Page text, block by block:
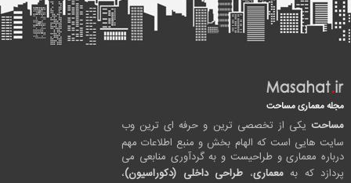
مجله معماری مساحت
مساحت یکی از تخصصی ترین و حرفه ای ترین وب
سایت هایی است که الهام بخش و منبع اطلاعات مهم
درباره معماری و طراحیست و به گردآوری منابعی می
پردازد که بهمعماری، طراحی داخلی (دکوراسیون)،